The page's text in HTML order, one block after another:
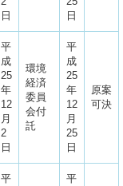
日
日
平
成
25
年
12
月
2
日
環境
経済
委員
会付
託
平
成
25
年
12
月
25
日
原案
可決
平
平